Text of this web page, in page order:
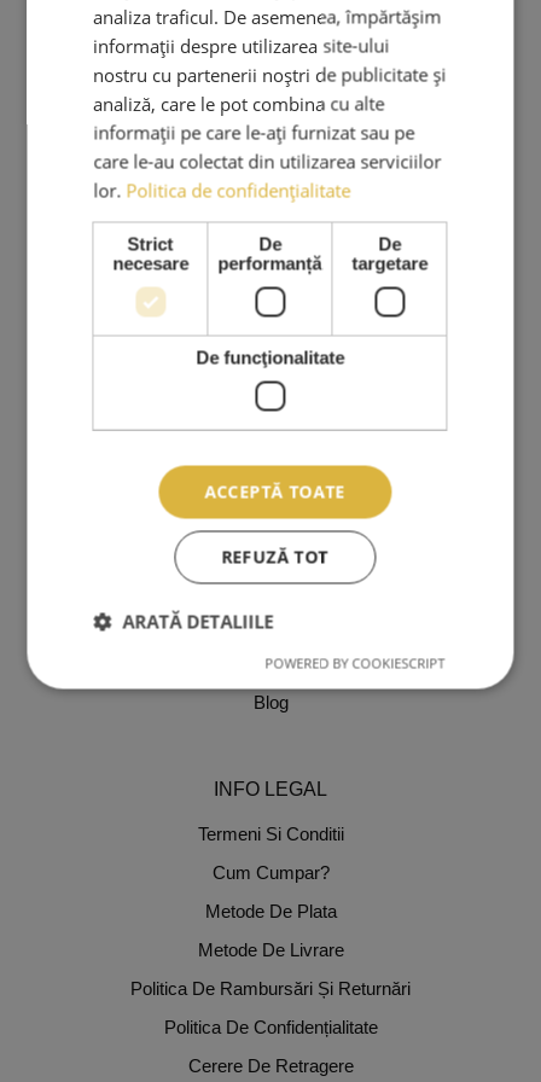
PRODUSE & SERVICII
Cursuri Extensii Gene
Extensii Gene
Kituri Extensii Gene
Adezivi Extensii Gene
Pensete Extensii Gene
Carduri Cadou
Reduceri Si Promotii
Ingrijire Personala
SERVICII CLIENTI
Despre Noi
Comenzi
Detalii Cont
Blog
INFO LEGAL
Termeni Si Conditii
Cum Cumpar?
Metode De Plata
Metode De Livrare
Politica De Rambursări Și Returnări
Politica De Confidențialitate
Cerere De Retragere
analiza traficul. De asemenea, împărtășim
informații despre utilizarea site-ului
nostru cu partenerii noștri de publicitate și
analiză, care le pot combina cu alte
informații pe care le-ați furnizat sau pe
care le-au colectat din utilizarea serviciilor
lor. Politica de confidențialitate
Strict
necesare
De
performanță
De
targetare
De funcţionalitate
ACCEPTĂ TOATE
REFUZĂ TOT
ARATĂ DETALIILE
POWERED BY COOKIESCRIPT